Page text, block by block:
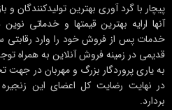
پیچار با گرد آوری بهترین تولیدکنندگان و
آنها ارایه بهترین قیمتها و خدماتی
خدمات پس از فروش خود را وارد رقابتی
قدیمی در زمینه فروش آنلاین به همراه
به یاری پروردگار بزرگ و مهربان در
در نهایت رضایت کل اعضای این
بردارد.